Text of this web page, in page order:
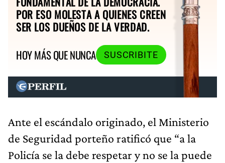
POR ESO MOLESTA A QUIENES CREEN
SER LOS DUEÑOS DE LA VERDAD.
HOY MÁS QUE NUNCA
SUSCRIBITE
Ante el escándalo originado, el Ministerio
de Seguridad porteño ratificó que “a la
Policía se la debe respetar y no se la puede